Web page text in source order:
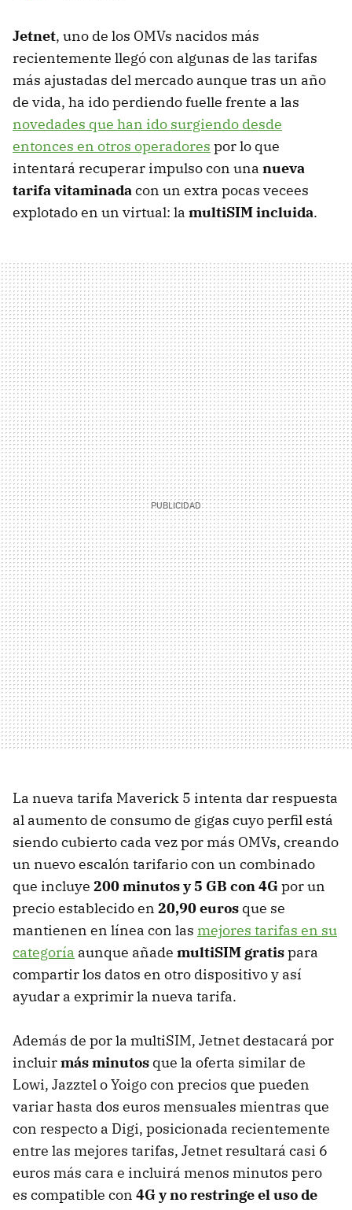
Jetnet, uno de los OMVs nacidos más
recientemente llegó con algunas de las tarifas
más ajustadas del mercado aunque tras un año
de vida, ha ido perdiendo fuelle frente a las
novedades que han ido surgiendo desde
entonces en otros operadores por lo que
intentará recuperar impulso con una nueva
tarifa vitaminadacon un extra pocas vecees
explotado en un virtual: la multiSIM incluida.
La nueva tarifa Maverick 5 intenta dar respuesta
al aumento de consumo de gigas cuyo perfil está
siendo cubierto cada vez por más OMVs, creando
un nuevo escalón tarifario con un combinado
que incluye 200 minutos y 5 GB con 4Gpor un
precio establecido en 20,90 euros que se
mantienen en línea con las mejores tarifas en su
categoría aunque añade multiSIM gratispara
compartir los datos en otro dispositivo y así
ayudar a exprimir la nueva tarifa.
Además de por la multiSIM, Jetnet destacará por
incluirmás minutos que la oferta similar de
Lowi, Jazztel o Yoigo con precios que pueden
variar hasta dos euros mensuales mientras que
con respecto a Digi, posicionada recientemente
entre las mejores tarifas, Jetnet resultará casi 6
euros más cara e incluirá menos minutos pero
es compatible con 4G y no restringe el uso de